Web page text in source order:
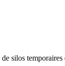
silos temporaires